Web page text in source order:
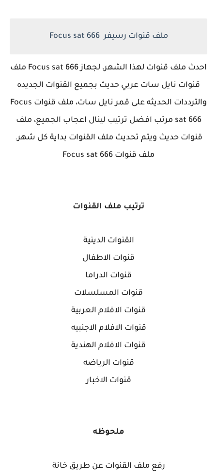
ملف قنوات رسيفر Focus sat 666
احدث ملف قنوات لهذا الشهر،
لجهاز Focus sat 666 ملف
قنوات نايل سات عربي حديث بجميع القنوات الجديده
والترددات الحديثه على قمر نايل سات، ملف قنوات Focus
sat 666 مرتب افضل ترتيب لينال اعجاب الجميع، ملف
قنوات حديث ويتم تحديث ملف القنوات بداية كل شهر.
ملف قنوات Focus sat 666
ترتيب ملف القنوات
القنوات الدينية
قنوات الاطفال
قنوات الدراما
قنوات المسلسلات
قنوات الافلام العربية
قنوات الافلام الاجنبيه
قنوات الافلام الهندية
قنوات الرياضه
قنوات الاخبار
ملحوظه
رفع ملف القنوات عن طريق خانة